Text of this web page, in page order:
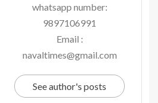
whatsapp number:
9897106991
Email :
navaltimes@gmail.com
See author's posts